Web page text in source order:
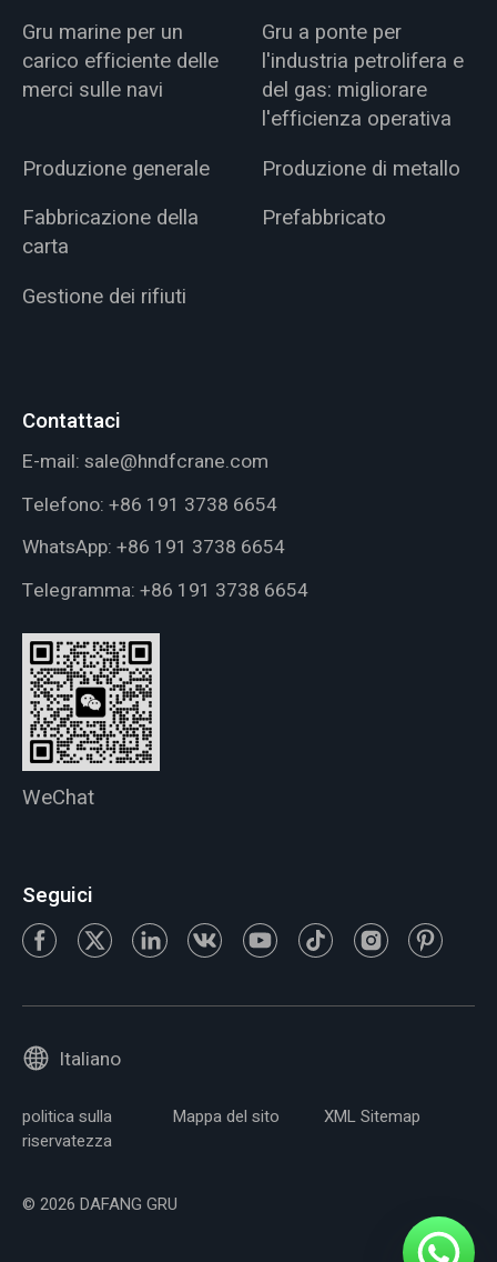
Gru marine per un
carico efficiente delle
merci sulle navi
Gru a ponte per
l'industria petrolifera e
del gas: migliorare
l'efficienza operativa
Produzione generale
Produzione di metallo
Fabbricazione della
carta
Prefabbricato
Gestione dei rifiuti
Contattaci
E-mail: sale@hndfcrane.com
Telefono: +86 191 3738 6654
WhatsApp: +86 191 3738 6654
Telegramma: +86 191 3738 6654
WeChat
Seguici
Italiano
politica sulla
riservatezza
Mappa del sito XML Sitemap
© 2026 DAFANG GRU